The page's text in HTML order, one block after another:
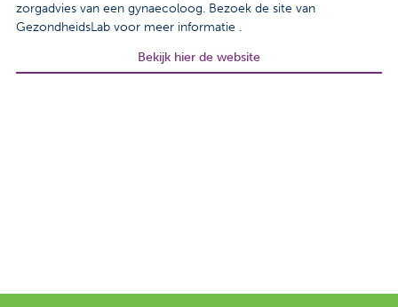
Contact
Veelgestelde vragen
zorgadvies van een gynaecoloog. Bezoek de site van
GezondheidsLab voor meer informatie .
Bekijk hier de website